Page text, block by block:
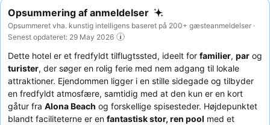
Opsummering af anmeldelser
Opsummeret vha. kunstig intelligens baseret på 200+ gæsteanmeldelser ·
Senest opdateret: 29 May 2026
Dette hotel er et fredfyldt tilflugtssted, ideelt for familier, par og
turister, der søger en rolig ferie med nem adgang til lokale
attraktioner. Ejendommen ligger i en stille sidegade og tilbyder
en fredfyldt atmosfære, samtidig med at den kun er en kort
gåtur fra Alona Beach og forskellige spisesteder. Højdepunktet
blandt faciliteterne er en fantastisk stor, ren pool med et